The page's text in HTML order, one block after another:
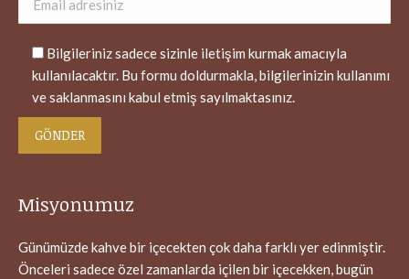
Bilgileriniz sadece sizinle iletişim kurmak amacıyla
kullanılacaktır. Bu formu doldurmakla, bilgilerinizin kullanımı
ve saklanmasını kabul etmiş sayılmaktasınız.
Misyonumuz
Günümüzde kahve bir içecekten çok daha farklı yer edinmiştir.
Önceleri sadece özel zamanlarda içilen bir içecekken, bugün